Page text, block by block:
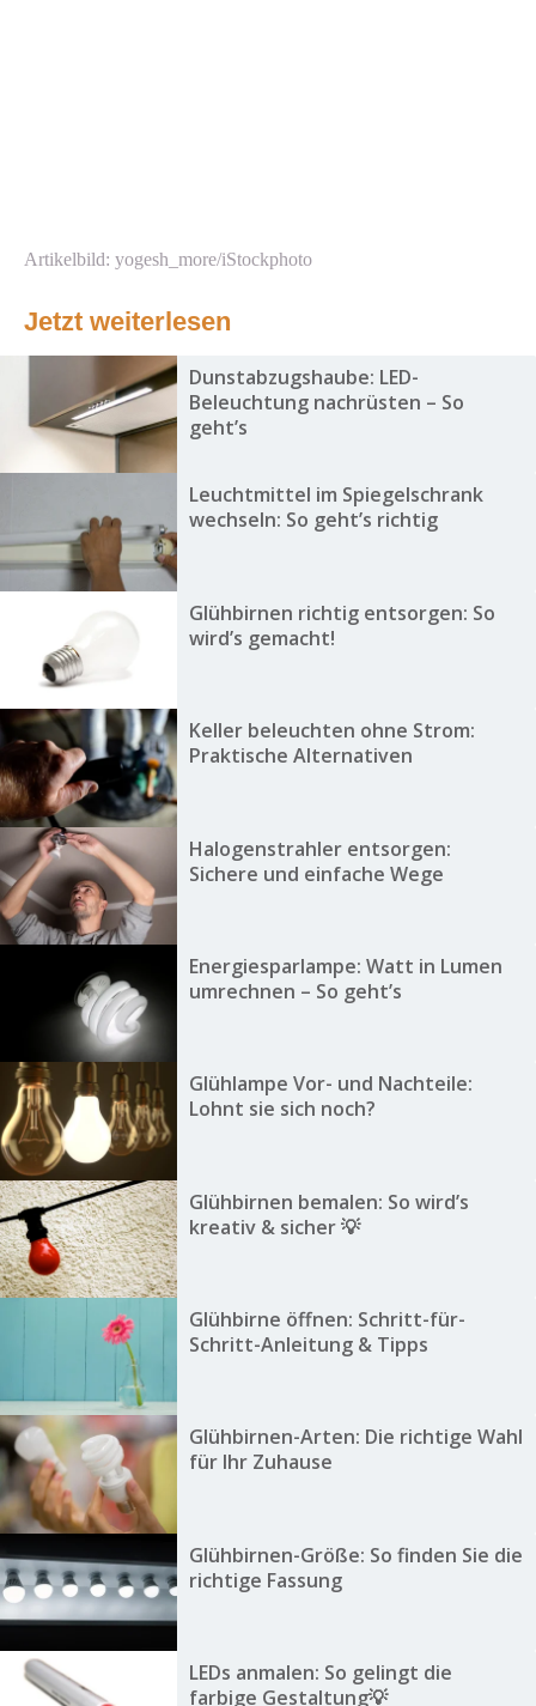
Artikelbild: yogesh_more/iStockphoto
Jetzt weiterlesen
Dunstabzugshaube: LED-
Beleuchtung nachrüsten – So
geht’s
Leuchtmittel im Spiegelschrank
wechseln: So geht’s richtig
Glühbirnen richtig entsorgen: So
wird’s gemacht!
Keller beleuchten ohne Strom:
Praktische Alternativen
Halogenstrahler entsorgen:
Sichere und einfache Wege
Energiesparlampe: Watt in Lumen
umrechnen – So geht’s
Glühlampe Vor- und Nachteile:
Lohnt sie sich noch?
Glühbirnen bemalen: So wird’s
kreativ & sicher 💡
Glühbirne öffnen: Schritt-für-
Schritt-Anleitung & Tipps
Glühbirnen-Arten: Die richtige Wahl
für Ihr Zuhause
Glühbirnen-Größe: So finden Sie die
richtige Fassung
LEDs anmalen: So gelingt die
farbige Gestaltung💡